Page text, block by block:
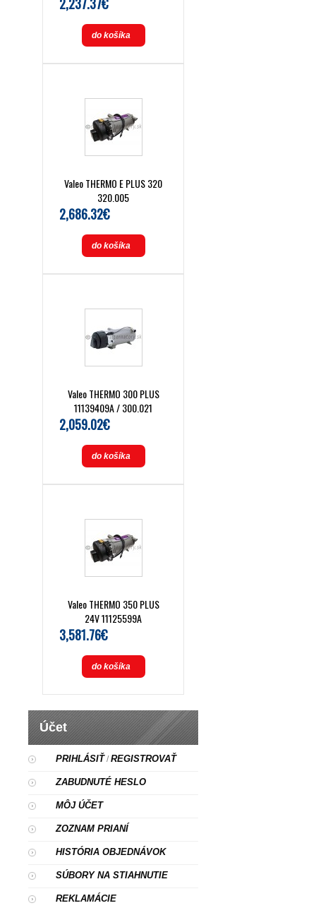
do košíka
Valeo THERMO E PLUS 320
320.005
2,686.32€
do košíka
Valeo THERMO 300 PLUS
11139409A / 300.021
2,059.02€
do košíka
Valeo THERMO 350 PLUS
24V 11125599A
3,581.76€
do košíka
Účet
PRIHLÁSIŤ/REGISTROVAŤ
ZABUDNUTÉ HESLO
MÔJ ÚČET
ZOZNAM PRIANÍ
HISTÓRIA OBJEDNÁVOK
SÚBORY NA STIAHNUTIE
REKLAMÁCIE